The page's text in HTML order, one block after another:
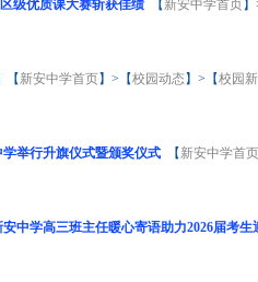
级优质课大赛斩获佳绩 【 新安中学首页】
【 新安中学首页】>【校园动态 】>【校园
举行升旗仪式暨颁奖仪式 【 新安中学首页
中学高三班主任暖心寄语助力2026届考生